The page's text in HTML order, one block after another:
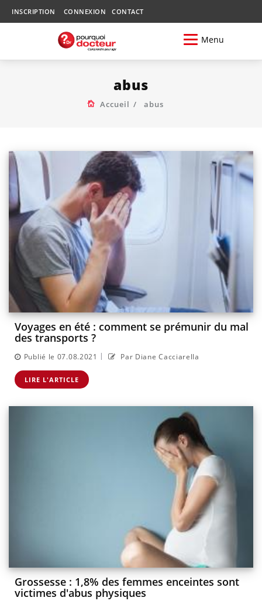
INSCRIPTION CONNEXION CONTACT
Menu
abus
Accueil abus
Voyages en été : comment se prémunir du mal
des transports ?
Publié le 07.08.2021 | Par Diane Cacciarella
LIRE L'ARTICLE
Grossesse : 1,8% des femmes enceintes sont
victimes d'abus physiques